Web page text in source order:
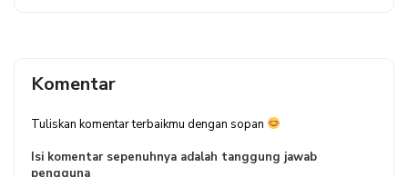
Komentar
Tuliskan komentar terbaikmu dengan sopan
Isi komentar sepenuhnya adalah tanggung jawab
pengguna